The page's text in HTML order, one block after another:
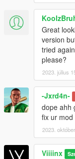
Great
version
tried
please?
2023. július
-Jxrd4n-
dope ahh
fix ur mod
2023.
Viiiinx